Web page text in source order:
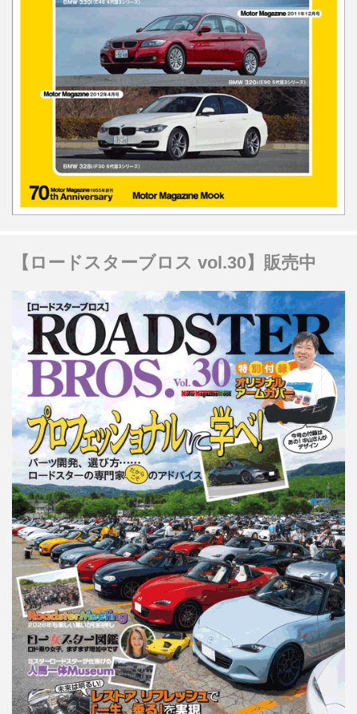
【ロードスターブロス vol.30】販売中